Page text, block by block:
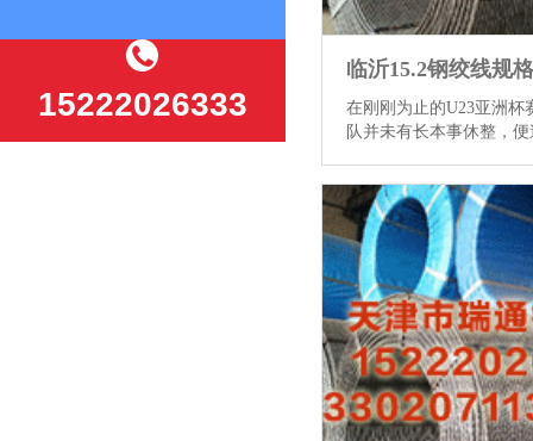
15222026333
在刚刚为止的U23亚洲杯
队并未有长本事休整，
国U23国队。这场比赛不
锋临沂15.2钢绞线规格及
启新征途的遑急役。动
尼奥，能否带戎行在这
发扬临沂15.2钢绞线规格
来的赛程奠定坚实基础
护理的焦点。 15.24钢绞
以往与泰国U23的三次较
给后生军带来不少禁闭
更多